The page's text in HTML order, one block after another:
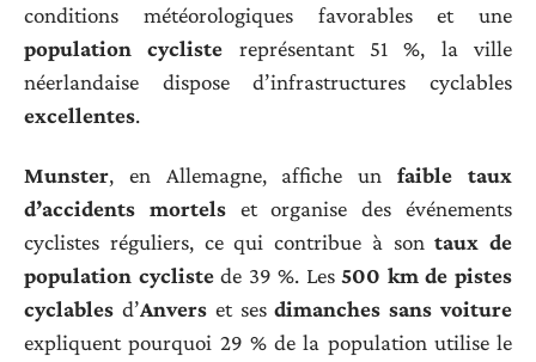
conditions météorologiques favorables et une
population cycliste représentant 51 %, la ville
néerlandaise dispose d’infrastructures cyclables
excellentes.
Munster, en Allemagne, affiche unfaible taux
d’accidents mortelset organise des événements
cyclistes réguliers, ce qui contribue à sontaux de
population cyclistede 39 %. Les500 km de pistes
cyclables d’Anverset sesdimanches sans voiture
expliquent pourquoi 29 % de la population utilise le